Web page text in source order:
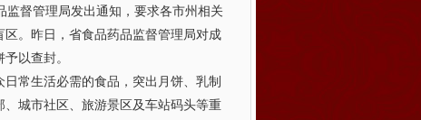
督管理局发出通知，要求各市州相关
。昨日，省食品药品监督管理局对成
以查封。
常生活必需的食品，突出月饼、乳制
城市社区、旅游景区及车站码头等重